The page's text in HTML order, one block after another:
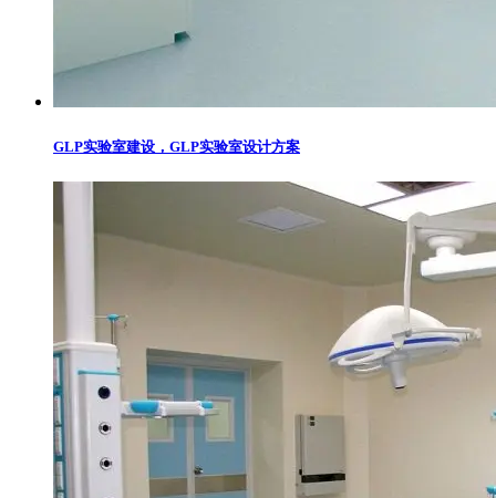
GLP实验室建设，GLP实验室设计方案